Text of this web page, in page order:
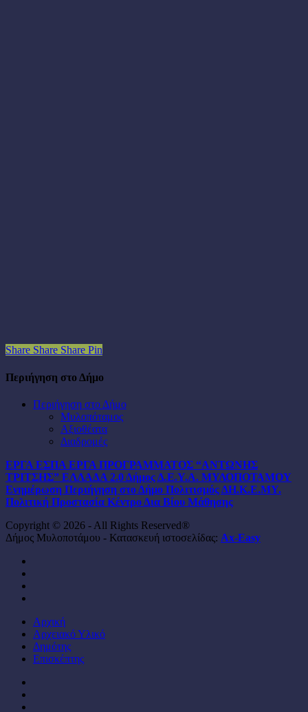
Share Share Share Pin
Περιήγηση στο Δήμο
Περιήγηση στο Δήμο
Μυλοπόταμος
Αξιοθέατα
Διαδρομές
ΕΡΓΑ ΕΣΠΑ ΕΡΓΑ ΠΡΟΓΡΑΜΜΑΤΟΣ “ΑΝΤΩΝΗΣ
ΤΡΙΤΣΗΣ” ΕΛΛΑΔΑ 2.0ΔήμοςΔ.Ε.Υ.Α. ΜΥΛΟΠΟΤΑΜΟΥ
Ενημέρωση Περιήγηση στο Δήμο ΠολιτισμόςΔΗ.Κ.Ε.ΜΥ.
Πολιτική Προστασία Κέντρο Δια Βίου Μάθησης
Copyright © 2026 - All Rights Reserved®
Δήμος Μυλοποτάμου - Κατασκευή ιστοσελίδας: Ax-Easy
Close
Menu
Αρχική
Αρχειακό Υλικό
Δημότης
Επισκέπτης